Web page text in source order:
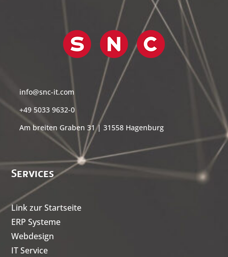
info@snc-it.com
+49 5033 9632-0
Am breiten Graben 31 | 31558 Hagenburg
Services
Link zur Startseite
ERP Systeme
Webdesign
IT Service